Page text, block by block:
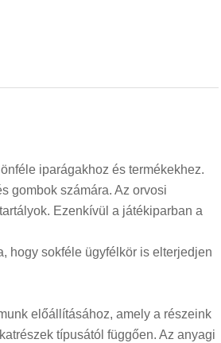
iparágakhoz és termékekhez.
gombok számára. Az orvosi
Ezenkívül a játékiparban a
hogy sokféle ügyfélkör is elterjedjen
előállításához, amely a részeink
típusától függően. Az anyagi